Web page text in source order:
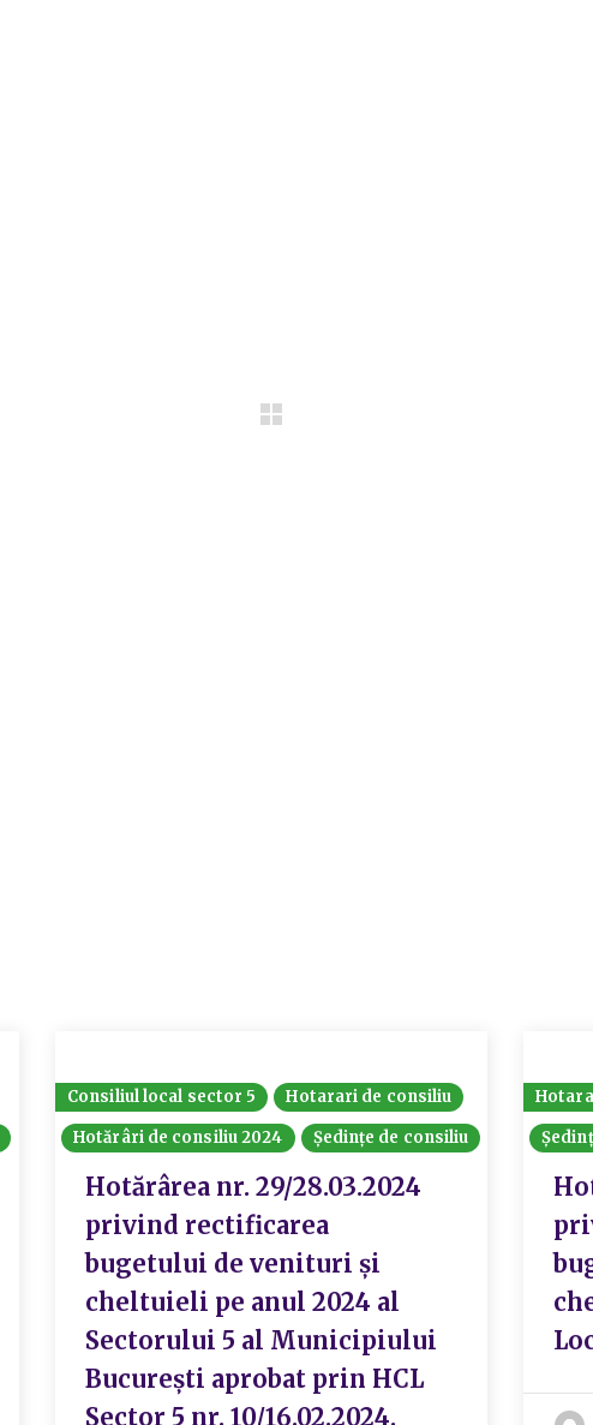
Consiliul local sector 5
Hotarari de consiliu
Hotărâri de consiliu 2024
Ședințe de consiliu
Hotărârea nr. 29/28.03.2024
privind rectificarea
bugetului de venituri și
cheltuieli pe anul 2024 al
Sectorului 5 al Municipiului
București aprobat prin HCL
Sector 5 nr. 10/16.02.2024.